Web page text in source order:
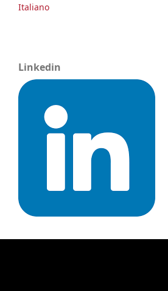
Italiano
Linkedin